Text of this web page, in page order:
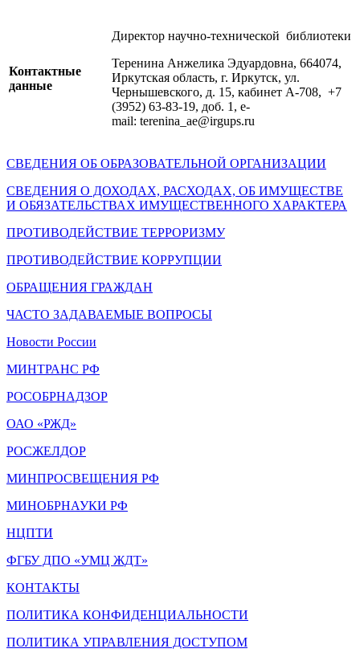
Контактные
данные
Директор научно-технической библиотеки
Теренина Анжелика Эдуардовна, 664074,
Иркутская область, г. Иркутск, ул.
Чернышевского, д. 15, кабинет А-708, +7
(3952) 63-83-19, доб. 1, е-
mail: terenina_ae@irgups.ru
СВЕДЕНИЯ ОБ ОБРАЗОВАТЕЛЬНОЙ ОРГАНИЗАЦИИ
СВЕДЕНИЯ О ДОХОДАХ, РАСХОДАХ, ОБ ИМУЩЕСТВЕ
И ОБЯЗАТЕЛЬСТВАХ ИМУЩЕСТВЕННОГО ХАРАКТЕРА
ПРОТИВОДЕЙСТВИЕ ТЕРРОРИЗМУ
ПРОТИВОДЕЙСТВИЕ КОРРУПЦИИ
ОБРАЩЕНИЯ ГРАЖДАН
ЧАСТО ЗАДАВАЕМЫЕ ВОПРОСЫ
Новости России
МИНТРАНС РФ
РОСОБРНАДЗОР
ОАО «РЖД»
РОСЖЕЛДОР
МИНПРОСВЕЩЕНИЯ РФ
МИНОБРНАУКИ РФ
НЦПТИ
ФГБУ ДПО «УМЦ ЖДТ»
КОНТАКТЫ
ПОЛИТИКА КОНФИДЕНЦИАЛЬНОСТИ
ПОЛИТИКА УПРАВЛЕНИЯ ДОСТУПОМ